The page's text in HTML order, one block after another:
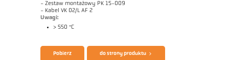
Rysunek wymiarowy PK 68-K008
- Zestaw montażowy PK 15-009
- Kabel VK 02/L AF 2
Uwagi:
> 550 °C
Pobierz do strony produktu